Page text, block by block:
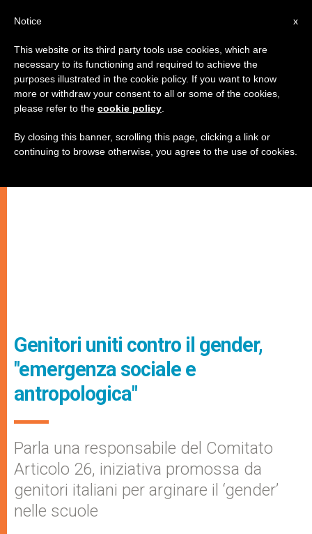
Genitori uniti contro il gender,
"emergenza sociale e
antropologica"
Parla una responsabile del Comitato
Articolo 26, iniziativa promossa da
genitori italiani per arginare il ‘gender’
nelle scuole
x
Notice
This website or its third party tools use cookies, which are
necessary to its functioning and required to achieve the
purposes illustrated in the cookie policy. If you want to know
more or withdraw your consent to all or some of the cookies,
please refer to the cookie policy
By closing this banner, scrolling this page, clicking a link or
continuing to browse otherwise, you agree to the use of cookies.